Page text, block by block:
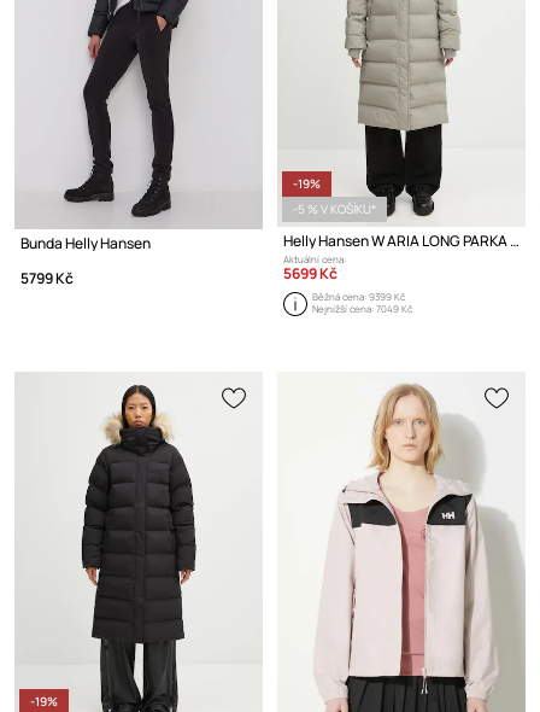
Bunda Helly Hansen
5799 Kč
-19%
-5 % V KOŠÍKU*
Helly Hansen W ARIA LONG PARKA bunda dámská
Aktuální cena:
5699 Kč
Běžná cena:9399 Kč
Nejnižší cena:7049 Kč
-19%